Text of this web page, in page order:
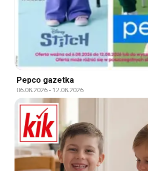
Pepco gazetka
06.08.2026- 12.08.2026